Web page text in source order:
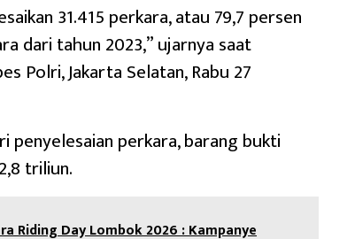
31.415 perkara, atau 79,7 persen
dari tahun 2023,” ujarnya saat
Polri, Jakarta Selatan, Rabu 27
penyelesaian perkara, barang bukti
triliun.
Riding Day Lombok 2026 : Kampanye